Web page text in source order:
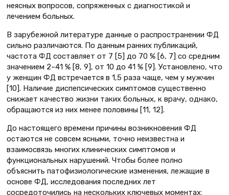
неясных вопросов, сопряженных с диагностикой и
лечением больных.
В зарубежной литературе данные о распространении ФД
сильно различаются. По данным ранних публикаций,
частота ФД составляет от 7 [5] до 70 % [6, 7] со средним
значением 2–41 % [8, 9], от 10 до 41 % [9]. Установлено, что
у женщин ФД встречается в 1,5 раза чаще, чем у мужчин
[10]. Наличие диспепсических симптомов существенно
снижает каче­ство жизни таких больных, к врачу, однако,
обращаются из них менее половины [11, 12].
До настоящего времени причины возникновения ФД
остаются не совсем ясными, точно неизвестна и
взаимосвязь многих клинических симптомов и
функциональных нарушений. Чтобы более полно
объяснить патофизиологические изменения, лежащие в
основе ФД, исследования последних лет
сосредоточились на нескольких ключевых моментах: